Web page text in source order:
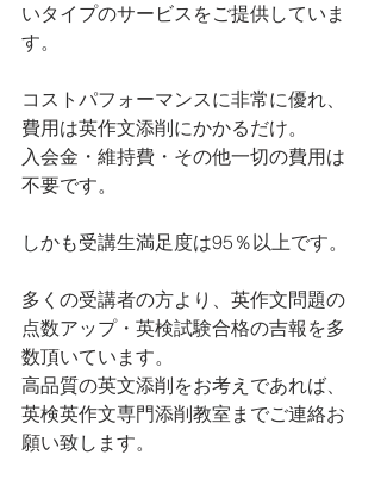
いタイプのサービスをご提供していま
す。
コストパフォーマンスに非常に優れ、
費用は英作文添削にかかるだけ。
入会金・維持費・その他一切の費用は
不要です。
しかも受講生満足度は95％以上です。
多くの受講者の方より、英作文問題の
点数アップ・英検試験合格の吉報を多
数頂いています。
高品質の英文添削をお考えであれば、
英検英作文専門添削教室までご連絡お
願い致します。